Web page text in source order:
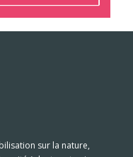
sur la nature,